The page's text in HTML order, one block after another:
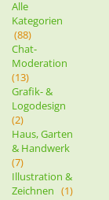
Alle
Kategorien
(88)
Chat-
Moderation
(13)
Grafik- &
Logodesign
(2)
Haus, Garten
& Handwerk
(7)
Illustration &
Zeichnen (1)